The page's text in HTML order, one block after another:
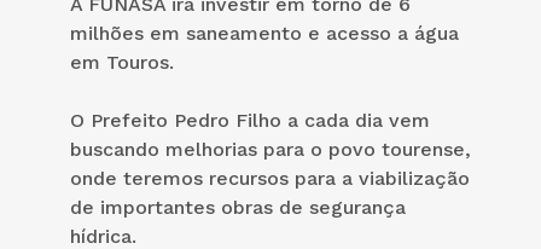
milhões em saneamento e acesso a água
em Touros.
O Prefeito Pedro Filho a cada dia vem
buscando melhorias para o povo tourense,
onde teremos recursos para a viabilização
de importantes obras de segurança
hídrica.